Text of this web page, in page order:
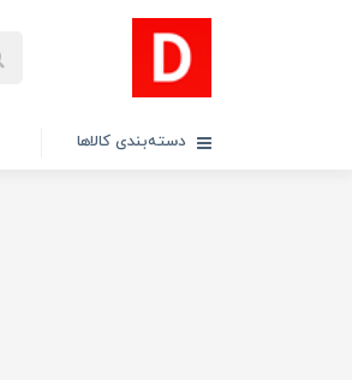
دسته‌بندی کالاها